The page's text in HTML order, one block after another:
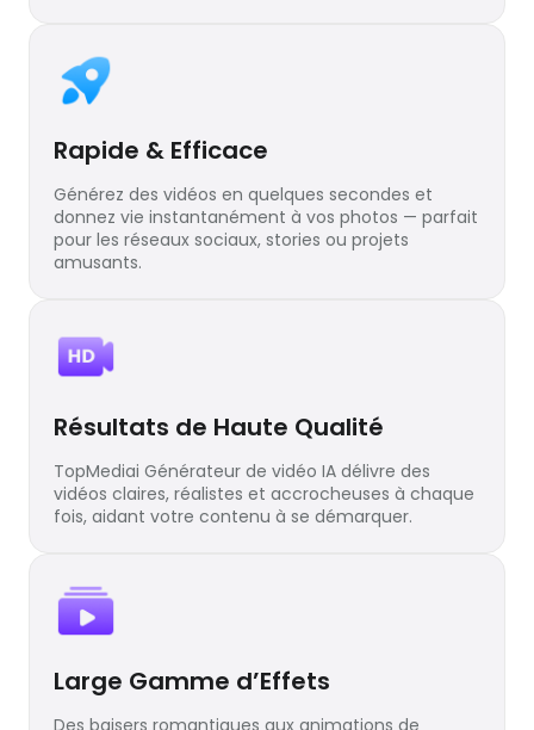
Rapide & Efficace
Générez des vidéos en quelques secondes et
donnez vie instantanément à vos photos — parfait
pour les réseaux sociaux, stories ou projets
amusants.
Résultats de Haute Qualité
TopMediai Générateur de vidéo IA délivre des
vidéos claires, réalistes et accrocheuses à chaque
fois, aidant votre contenu à se démarquer.
Large Gamme d’Effets
Des baisers romantiques aux animations de